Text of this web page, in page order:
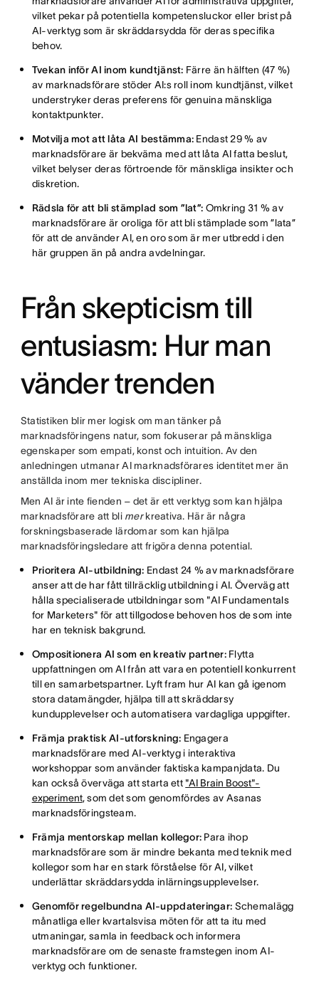
vilket pekar på potentiella kompetensluckor eller brist på
AI-verktyg som är skräddarsydda för deras specifika
behov.
Tvekan inför AI inom kundtjänst: Färre än hälften (47 %)
av marknadsförare stöder AI:s roll inom kundtjänst, vilket
understryker deras preferens för genuina mänskliga
kontaktpunkter.
Motvilja mot att låta AI bestämma: Endast 29 % av
marknadsförare är bekväma med att låta AI fatta beslut,
vilket belyser deras förtroende för mänskliga insikter och
diskretion.
Rädsla för att bli stämplad som ”lat”: Omkring 31 % av
marknadsförare är oroliga för att bli stämplade som ”lata”
för att de använder AI, en oro som är mer utbredd i den
här gruppen än på andra avdelningar.
Från skepticism till
entusiasm: Hur man
vänder trenden
Statistiken blir mer logisk om man tänker på
marknadsföringens natur, som fokuserar på mänskliga
egenskaper som empati, konst och intuition. Av den
anledningen utmanar AI marknadsförares identitet mer än
anställda inom mer tekniska discipliner.
Men AI är inte fienden – det är ett verktyg som kan hjälpa
marknadsförare att bli merkreativa. Här är några
forskningsbaserade lärdomar som kan hjälpa
marknadsföringsledare att frigöra denna potential.
Prioritera AI-utbildning: Endast 24 % av marknadsförare
anser att de har fått tillräcklig utbildning i AI. Överväg att
hålla specialiserade utbildningar som "AI Fundamentals
for Marketers" för att tillgodose behoven hos de som inte
har en teknisk bakgrund.
Ompositionera AI som en kreativ partner:Flytta
uppfattningen om AI från att vara en potentiell konkurrent
till en samarbetspartner. Lyft fram hur AI kan gå igenom
stora datamängder, hjälpa till att skräddarsy
kundupplevelser och automatisera vardagliga uppgifter.
Främja praktisk AI-utforskning: Engagera
marknadsförare med AI-verktyg i interaktiva
workshoppar som använder faktiska kampanjdata. Du
kan också överväga att starta ett "AI Brain Boost"-
experiment, som det som genomfördes av Asanas
marknadsföringsteam.
Främja mentorskap mellan kollegor: Para ihop
marknadsförare som är mindre bekanta med teknik med
kollegor som har en stark förståelse för AI, vilket
underlättar skräddarsydda inlärningsupplevelser.
Genomför regelbundna AI-uppdateringar: Schemalägg
månatliga eller kvartalsvisa möten för att ta itu med
utmaningar, samla in feedback och informera
marknadsförare om de senaste framstegen inom AI-
verktyg och funktioner.